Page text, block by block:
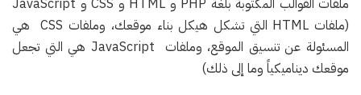
(ملفات HTML التي تشكل هيكل بناء موقعك، وملفات CSS هي
المسئولة عن تنسيق الموقع، وملفات JavaScript هي التي تجعل
موقعك ديناميكياً وما إلى ذلك)